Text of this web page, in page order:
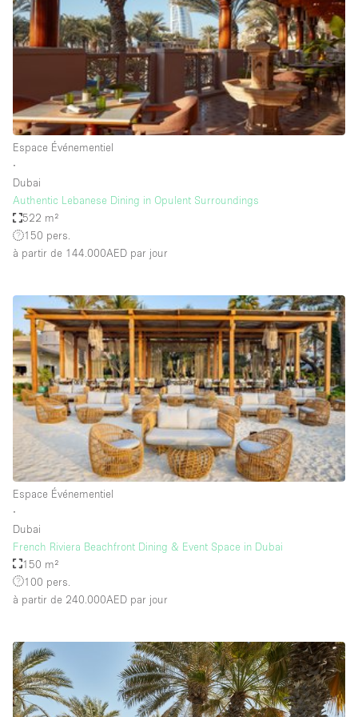
Espace Epuré / Minimaliste
Exposition Véhicules
Internet
Jardin
Licence Alcool
Lumière du Jour
Parking Privé
Plusieurs Pièces
Rooftop / Terrasse
Réserve
Salle de Bain
Smoking Area
Soundproof
Style Haussmannien
Style Industriel
Système de sécurité
Terrace
Water Access
Éclairage
Électricité
Espace Événementiel
∙
Dubai
Authentic Lebanese Dining in Opulent Surroundings
522 m²
150 pers.
à partir de 144.000AED par jour
Espace Événementiel
∙
Dubai
French Riviera Beachfront Dining & Event Space in Dubai
150 m²
100 pers.
à partir de 240.000AED par jour